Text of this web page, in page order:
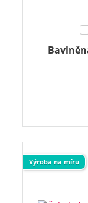
Výroba na míru